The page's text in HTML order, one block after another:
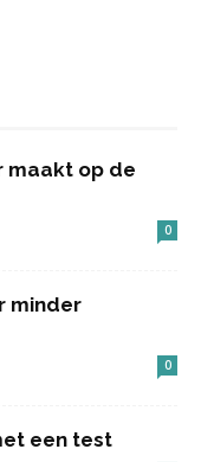
maakt op de
0
minder
0
een test